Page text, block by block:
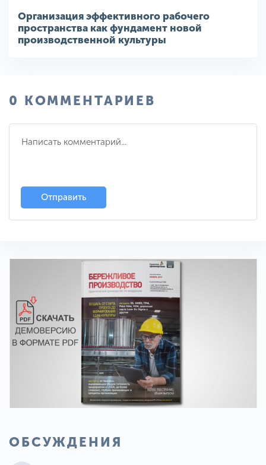
Организация эффективного рабочего
пространства как фундамент новой
производственной культуры
0 КОММЕНТАРИЕВ
Отправить
ОБСУЖДЕНИЯ